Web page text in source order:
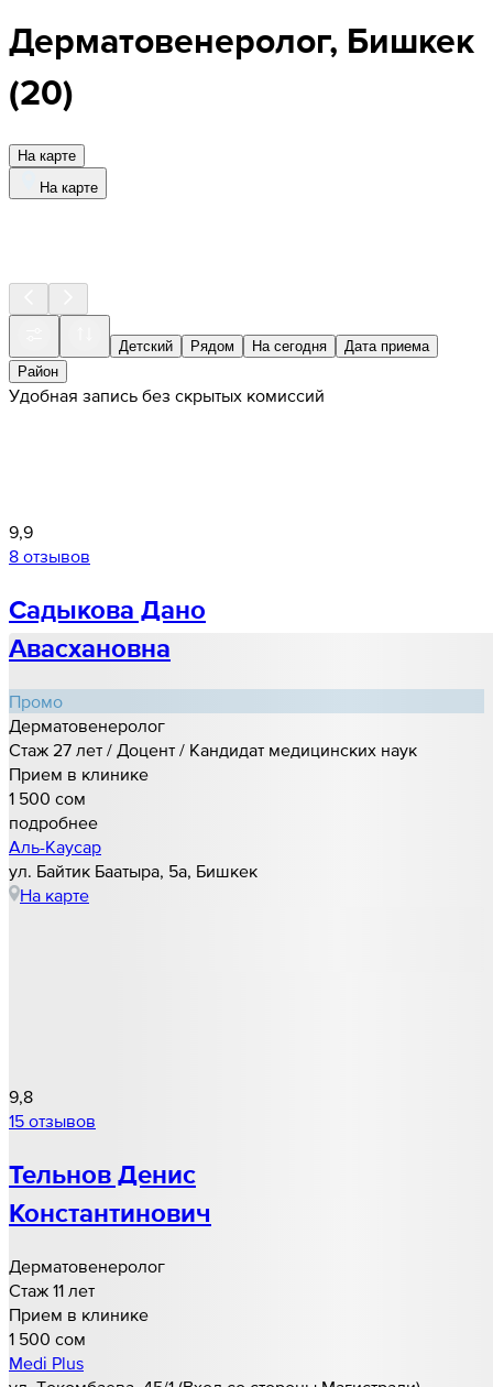
Дерматовенеролог, Бишкек
(20)
На карте
На карте
Детский Рядом На сегодня
Дата приема
Район
Удобная запись без скрытых комиссий
9,9
8 отзывов
Садыкова Дано
Авасхановна
Промо
Дерматовенеролог
Стаж 27 лет / Доцент / Кандидат медицинских наук
Прием в клинике
1 500 cом
подробнее
Аль-Каусар
ул. Байтик Баатыра, 5а, Бишкек
На карте
9,8
15 отзывов
Тельнов Денис
Константинович
Дерматовенеролог
Стаж 11 лет
Прием в клинике
1 500 cом
Medi Plus